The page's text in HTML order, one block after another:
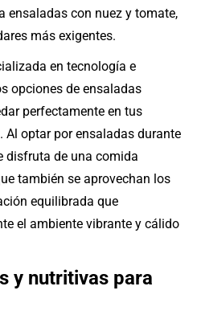
ensaladas con nuez y tomate,
más exigentes.
en tecnología e
opciones de ensaladas
perfectamente en tus
optar por ensaladas durante
disfruta de una comida
también se aprovechan los
equilibrada que
el ambiente vibrante y cálido
y nutritivas para